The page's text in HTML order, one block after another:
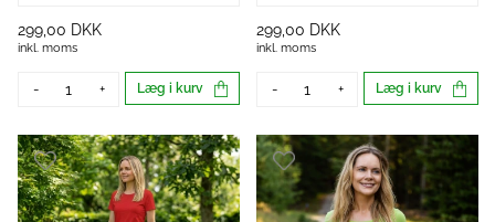
299,00 DKK
inkl. moms
- + Læg i kurv
299,00 DKK
inkl. moms
- + Læg i kurv